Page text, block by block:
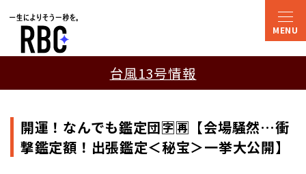
台風13号情報
開運！なんでも鑑定団🈑🈞【会場騒然…衝
撃鑑定額！出張鑑定＜秘宝＞一挙大公開】